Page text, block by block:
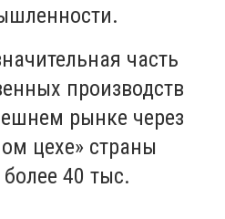
часть
производств
рынке через
цехе» страны
40 тыс.